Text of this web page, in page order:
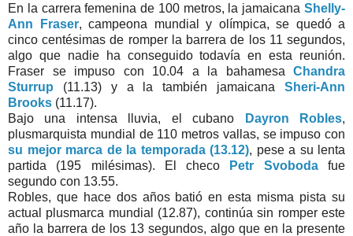
En la carrera femenina de 100 metros, la jamaicana Shelly-
Ann Fraser, campeona mundial y olímpica, se quedó a
cinco centésimas de romper la barrera de los 11 segundos,
algo que nadie ha conseguido todavía en esta reunión.
Fraser se impuso con 10.04 a la bahamesa Chandra
Sturrup (11.13) y a la también jamaicana Sheri-Ann
Brooks (11.17).
Bajo una intensa lluvia, el cubano
Dayron Robles,
plusmarquista mundial de 110 metros vallas, se impuso con
su mejor marca de la temporada (13.12), pese a su lenta
partida (195 milésimas). El checo
Petr Svobodafue
segundo con 13.55.
Robles, que hace dos años batió en esta misma pista su
actual plusmarca mundial (12.87), continúa sin romper este
año la barrera de los 13 segundos, algo que en la presente